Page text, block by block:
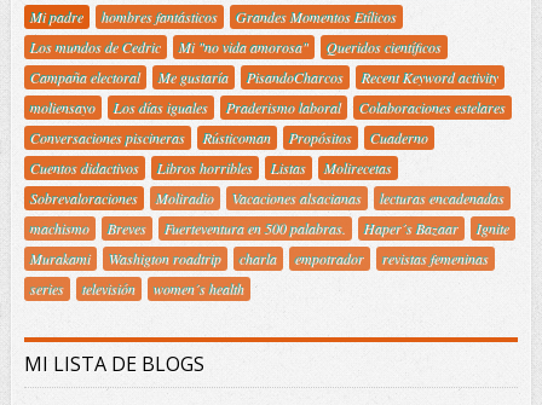
Mi padre
hombres fantásticos
Grandes Momentos Etílicos
Los mundos de Cedric
Mi "no vida amorosa"
Queridos científicos
Campaña electoral
Me gustaría PisandoCharcos
Recent Keyword activity
moliensayo
Los días iguales Praderismo laboral
Colaboraciones estelares
Conversaciones piscineras
Rústicoman Propósitos
Cuaderno
Cuentos didactivos
Libros horribles Listas
Molirecetas
Sobrevaloraciones
Moliradio Vacaciones alsacianas
lecturas encadenadas
machismo
Breves Fuerteventura en 500 palabras. Haper´s Bazaar
Ignite
Murakami
Washigton roadtrip charla empotrador
revistas femeninas
series
televisión women´s health
MI LISTA DE BLOGS